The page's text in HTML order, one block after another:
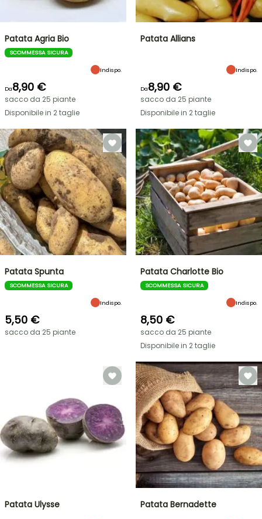
Patata Agria Bio
SCOMMESSA SICURA
Indispo.
Da8,90 €
sacco da 25 piante
Disponibile in 2 taglie
Patata Allians
Indispo.
Da8,90 €
sacco da 25 piante
Disponibile in 2 taglie
Patata Spunta
SCOMMESSA SICURA
Indispo.
5,50 €
sacco da 25 piante
Patata Charlotte Bio
SCOMMESSA SICURA
Indispo.
8,50 €
sacco da 25 piante
Disponibile in 2 taglie
Patata Ulysse Patata Bernadette